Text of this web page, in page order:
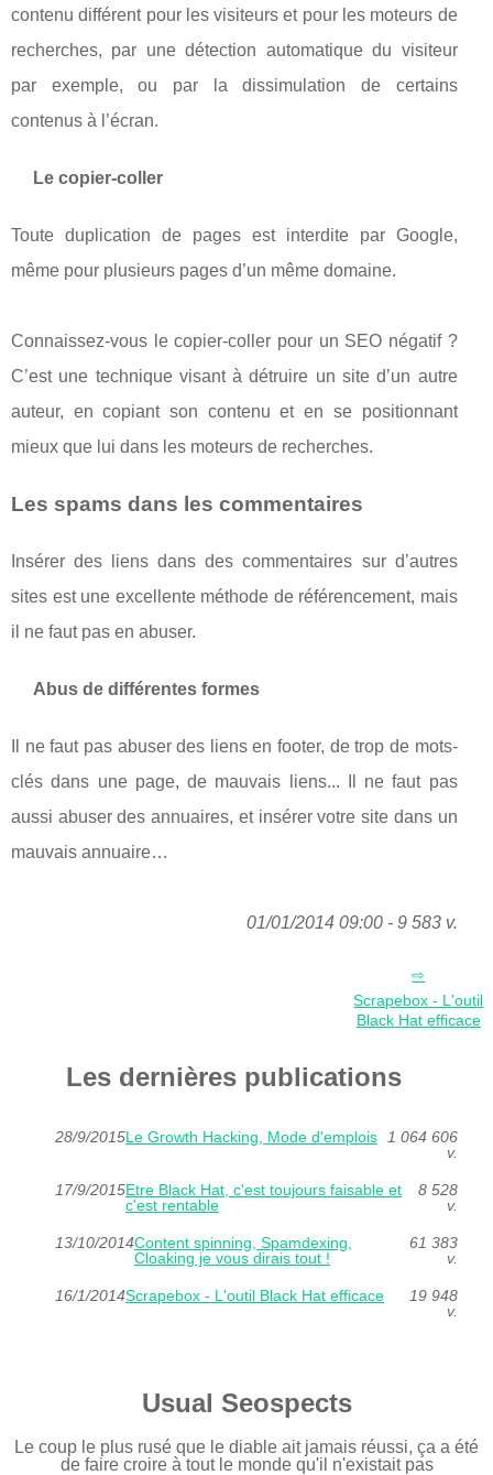
contenu différent pour les visiteurs et pour les moteurs de
recherches, par une détection automatique du visiteur
par exemple, ou par la dissimulation de certains
contenus à l’écran.
Le copier-coller
Toute duplication de pages est interdite par Google,
même pour plusieurs pages d’un même domaine.
Connaissez-vous le copier-coller pour un SEO négatif ?
C’est une technique visant à détruire un site d’un autre
auteur, en copiant son contenu et en se positionnant
mieux que lui dans les moteurs de recherches.
Les spams dans les commentaires
Insérer des liens dans des commentaires sur d’autres
sites est une excellente méthode de référencement, mais
il ne faut pas en abuser.
Abus de différentes formes
Il ne faut pas abuser des liens en footer, de trop de mots-
clés dans une page, de mauvais liens... Il ne faut pas
aussi abuser des annuaires, et insérer votre site dans un
mauvais annuaire…
01/01/2014 09:00 - 9 583 v.
Scrapebox - L'outil
Black Hat efficace
Les dernières publications
28/9/2015Le Growth Hacking, Mode d'emplois
1 064 606
v.
17/9/2015Etre Black Hat, c'est toujours faisable et
c'est rentable
8 528
v.
13/10/2014Content spinning, Spamdexing,
Cloaking je vous dirais tout !
61 383
v.
16/1/2014Scrapebox - L'outil Black Hat efficace
19 948
v.
Usual Seospects
Le coup le plus rusé que le diable ait jamais réussi, ça a été
de faire croire à tout le monde qu'il n'existait pas